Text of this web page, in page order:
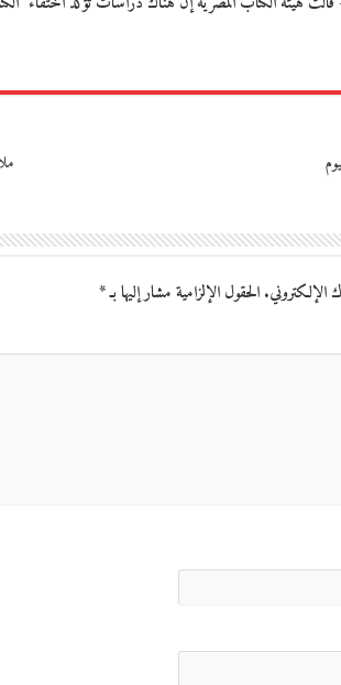
الإلكتروني. الحقول الإلزامية مشار إليها بـ*